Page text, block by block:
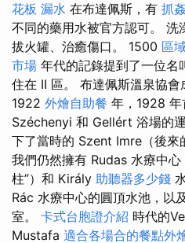
花板 漏水 在布達佩斯，有 抓
不同的藥用水被官方認可。 洗
拔火罐、治癒傷口。 1500 區
市場 年代的記錄提到了一位
住在 II 區。 布達佩斯溫泉協會
1922 外燴自助餐 年，1928 年
Széchenyi 和 Gellért 浴場的
下了當時的 Szent Imre（後來
我們仍然擁有 Rudas 水療中
柱”）和 Király 助聽器多少錢
Rác 水療中心的圓頂水池，以
室。 卡式台胞證介紹 時代的
Mustafa 適合各場合的餐點外